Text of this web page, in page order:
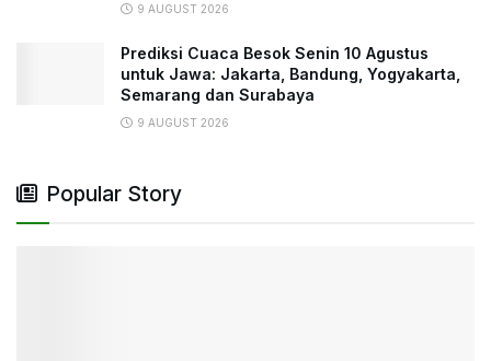
9 AUGUST 2026
Prediksi Cuaca Besok Senin 10 Agustus
untuk Jawa: Jakarta, Bandung, Yogyakarta,
Semarang dan Surabaya
9 AUGUST 2026
Popular Story